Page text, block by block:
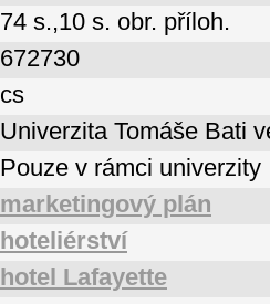
74 s.,10 s. obr. příloh.
672730
cs
Univerzita Tomáše Bati
Pouze v rámci univerzity
marketingový plán
hoteliérství
hotel Lafayette